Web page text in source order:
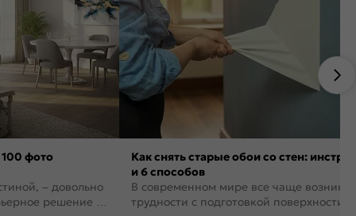
фото
– довольно
решение в
Как снять старые обои со стен:
и 6 способов
В современном мире все чаще
трудности с подготовкой поверхности